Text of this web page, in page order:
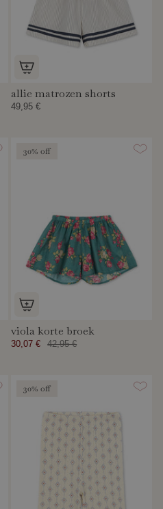
allie matrozen shorts
49,95 €
30% off
viola korte broek
30,07 € 42,95 €
30% off